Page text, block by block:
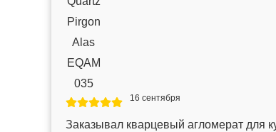
16 сентября
Заказывал кварцевый агломерат для